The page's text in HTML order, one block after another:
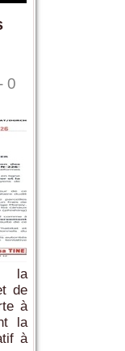
0
la
de
à
la
à